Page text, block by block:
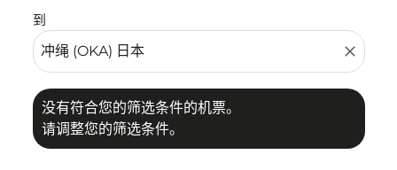
到
close
没有符合您的筛选条件的机票。
请调整您的筛选条件。